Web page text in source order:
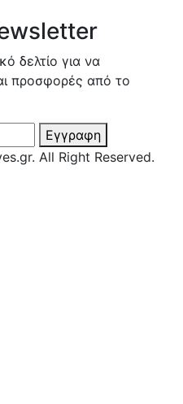
δελτίο για να
προσφορές από το
Εγγραφη
All Right Reserved.